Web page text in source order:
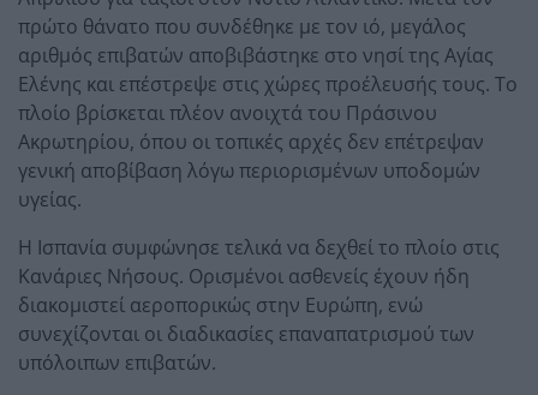
πρώτο θάνατο που συνδέθηκε με τον ιό, μεγάλος
αριθμός επιβατών αποβιβάστηκε στο νησί της Αγίας
Ελένης και επέστρεψε στις χώρες προέλευσής τους. Το
πλοίο βρίσκεται πλέον ανοιχτά του Πράσινου
Ακρωτηρίου, όπου οι τοπικές αρχές δεν επέτρεψαν
γενική αποβίβαση λόγω περιορισμένων υποδομών
υγείας.
Η Ισπανία συμφώνησε τελικά να δεχθεί το πλοίο στις
Κανάριες Νήσους. Ορισμένοι ασθενείς έχουν ήδη
διακομιστεί αεροπορικώς στην Ευρώπη, ενώ
συνεχίζονται οι διαδικασίες επαναπατρισμού των
υπόλοιπων επιβατών.